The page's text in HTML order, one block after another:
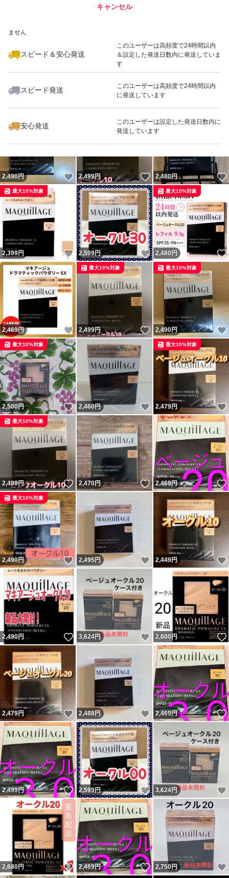
ません
スピード＆安心発送
このユーザーは高頻度で24時間以内
＆設定した発送日数内に発送していま
す
スピード発送
このユーザーは高頻度で24時間以内
に発送しています
安心発送
このユーザーは設定した発送日数内に
発送しています
キャンセル
いいね！
2,599
2,490円 いいね！
2,499円 いいね！
2,480円
2,399円 いいね！
最大10%対象
2,599円 いいね！
2,480 円
最大10%対象
2,469円 いいね！
2,499円 いいね！
最大10%対象
2,490円
最大10%対象
2,500円 いいね！
最大10%対象
2,460円 いいね！
2,479円
最大10%対象
2,499円 いいね！
最大10%対象
2,470円 いいね！
2,469円
2,490円 いいね！
最大10%対象
2,495円 いいね！
2,449円
2,490円 いいね！
3,624円 いいね！
2,600 円
2,479円 いいね！
2,488円 いいね！
2,469円
2,499円 いいね！
2,599円 いいね！
3,624円
2,680円 いいね！
2,469円 いいね！
2,750円